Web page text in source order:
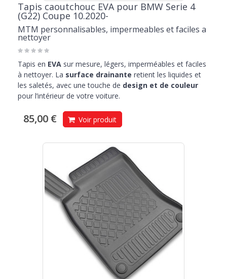
Tapis caoutchouc EVA pour BMW Serie 4
(G22) Coupe 10.2020-
MTM personnalisables, impermeables et faciles a
nettoyer
Tapis en EVA sur mesure, légers, imperméables et faciles
à nettoyer. La surface drainante retient les liquides et
les saletés, avec une touche de design et de couleur
pour l’intérieur de votre voiture.
85,00 € Voir produit